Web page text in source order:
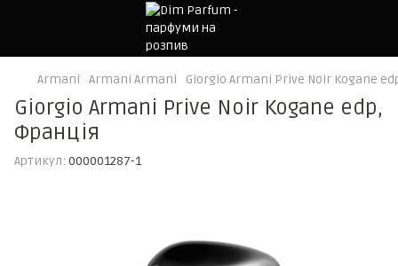
Armani Armani Armani Giorgio Armani Prive Noir Kogane
Giorgio Armani Prive Noir Kogane edp,
Франція
Артикул: 000001287-1